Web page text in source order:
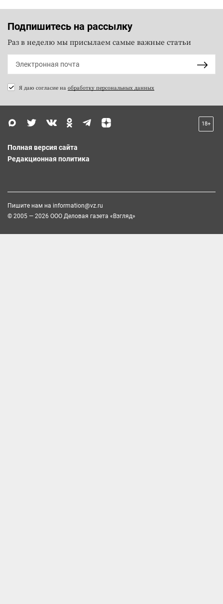
Подпишитесь на рассылку
Раз в неделю мы присылаем самые важные статьи
Я даю согласие на обработку персональных данных
18+
Полная версия сайта
Редакционная политика
Пишите нам на information@vz.ru
© 2005 — 2026 ООО Деловая газета «Взгляд»